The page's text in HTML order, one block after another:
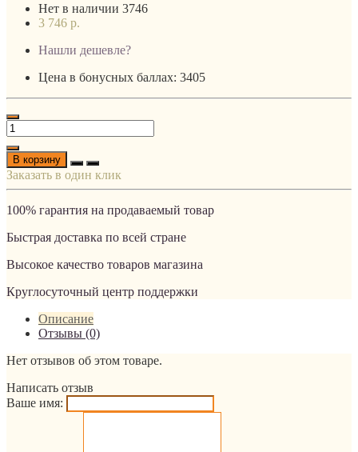
Нет в наличии 3746
3 746 р.
Нашли дешевле?
Цена в бонусных баллах: 3405
В корзину
Заказать в один клик
100% гарантия на продаваемый товар
Быстрая доставка по всей стране
Высокое качество товаров магазина
Круглосуточный центр поддержки
Описание
Отзывы (0)
Нет отзывов об этом товаре.
Написать отзыв
Ваше имя: